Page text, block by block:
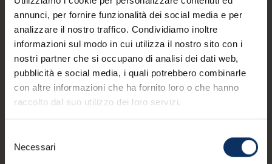
annunci, per fornire funzionalità dei social media e per
analizzare il nostro traffico. Condividiamo inoltre
informazioni sul modo in cui utilizza il nostro sito con i
nostri partner che si occupano di analisi dei dati web,
pubblicità e social media, i quali potrebbero combinarle
con altre informazioni che ha fornito loro o che hanno
raccolto dal suo utilizzo dei loro servizi.
delNecessari
05/
26
AGO
19:00
AperiWellness | August
Edition
Per tutto il mese di agosto, il
tradizionale appuntamento